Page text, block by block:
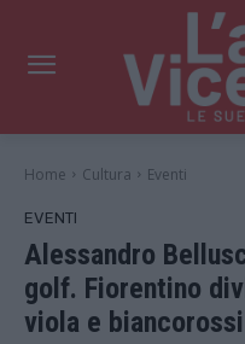
Home Cultura Eventi
EVENTI
Alessandro
golf. Fiorentino
viola e biancorossi